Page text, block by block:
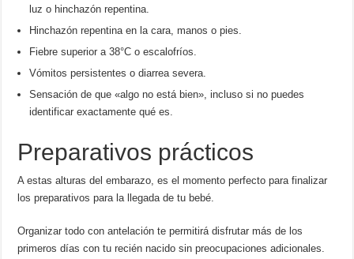
luz o hinchazón repentina.
Hinchazón repentina en la cara, manos o pies.
Fiebre superior a 38°C o escalofríos.
Vómitos persistentes o diarrea severa.
Sensación de que «algo no está bien», incluso si no puedes
identificar exactamente qué es.
Preparativos prácticos
A estas alturas del embarazo, es el momento perfecto para finalizar
los preparativos para la llegada de tu bebé.
Organizar todo con antelación te permitirá disfrutar más de los
primeros días con tu recién nacido sin preocupaciones adicionales.